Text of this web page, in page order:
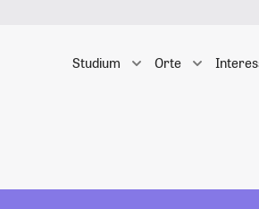
Studium Orte